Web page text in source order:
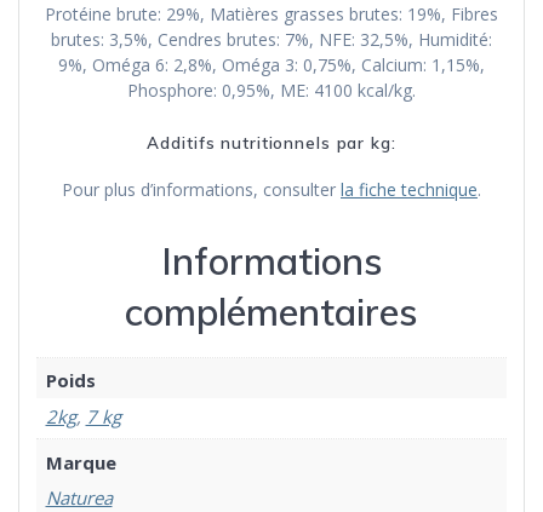
Protéine brute: 29%, Matières grasses brutes: 19%, Fibres
brutes: 3,5%, Cendres brutes: 7%, NFE: 32,5%, Humidité:
9%, Oméga 6: 2,8%, Oméga 3: 0,75%, Calcium: 1,15%,
Phosphore: 0,95%, ME: 4100 kcal/kg.
Additifs nutritionnels par kg:
Pour plus d’informations, consulter la fiche technique.
Informations
complémentaires
Poids
2kg, 7 kg
Marque
Naturea